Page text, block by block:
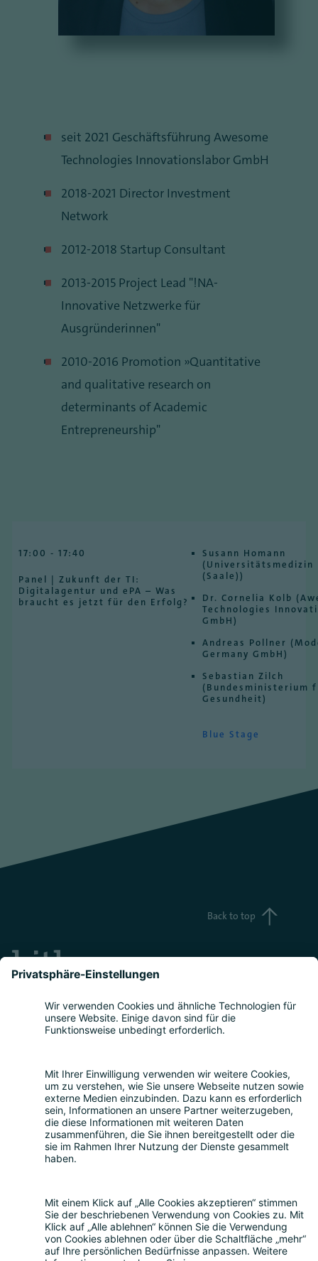
seit 2021 Geschäftsführung Awesome
Technologies Innovationslabor GmbH
2018-2021 Director Investment
Network
2012-2018 Startup Consultant
2013-2015 Project Lead "!NA-
Innovative Netzwerke für
Ausgründerinnen"
2010-2016 Promotion „Quantitative
and qualitative research on
determinants of Academic
Entrepreneurship"
17:00 - 17:40
Panel | Zukunft der TI:
Digitalagentur und ePA – Was
braucht es jetzt für den Erfolg?
Susann Homann
(Universitätsmedizin
(Saale))
Dr. Cornelia Kolb
Technologies
GmbH)
Andreas Pollner
Germany GmbH)
Sebastian Zilch
(Bundesministerium
Gesundheit)
Blue Stage
Back to top
Teilnahme
Themen
Bitkom Events App
Über uns
Rückblick
Kontakt